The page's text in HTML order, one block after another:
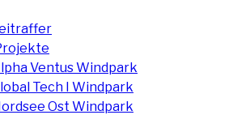
Ventus Windpark
Tech I Windpark
Ost Windpark